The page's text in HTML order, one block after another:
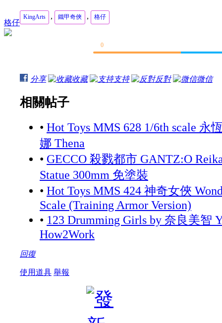
格仔
KingArts , 鐵甲奇俠 , 格仔
0
分享 收藏 支持 反對 微信
相關帖子
• Hot Toys MMS 628 1/6th scale 永
娜 Thena
• GECCO 殺戮都市 GANTZ:O
Statue 300mm 免塗裝
• Hot Toys MMS 424 神奇女俠
Scale (Training Armor Version)
• 123 Drumming Girls by 奈良美智
How2Work
回復
使用道具 舉報